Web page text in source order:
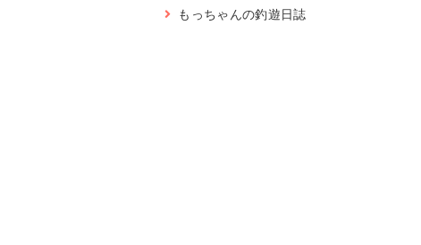
もっちゃんの釣遊日誌